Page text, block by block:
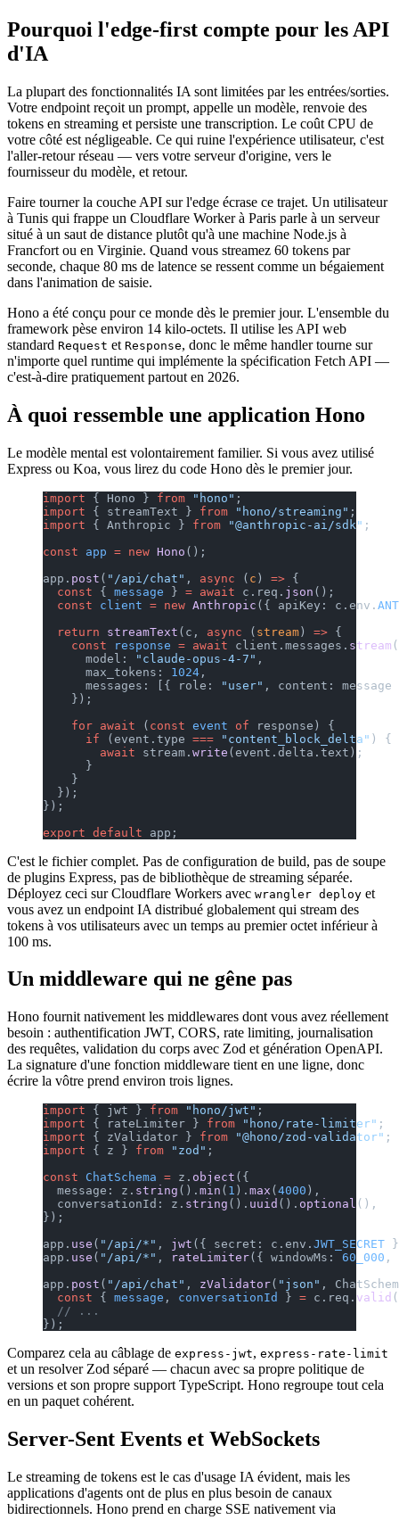
Pourquoi l'edge-first compte pour les API
d'IA
La plupart des fonctionnalités IA sont limitées par les entrées/sorties.
Votre endpoint reçoit un prompt, appelle un modèle, renvoie des
tokens en streaming et persiste une transcription. Le coût CPU de
votre côté est négligeable. Ce qui ruine l'expérience utilisateur, c'est
l'aller-retour réseau — vers votre serveur d'origine, vers le
fournisseur du modèle, et retour.
Faire tourner la couche API sur l'edge écrase ce trajet. Un utilisateur
à Tunis qui frappe un Cloudflare Worker à Paris parle à un serveur
situé à un saut de distance plutôt qu'à une machine Node.js à
Francfort ou en Virginie. Quand vous streamez 60 tokens par
seconde, chaque 80 ms de latence se ressent comme un bégaiement
dans l'animation de saisie.
Hono a été conçu pour ce monde dès le premier jour. L'ensemble du
framework pèse environ 14 kilo-octets. Il utilise les API web
standard Request et Response, donc le même handler tourne sur
n'importe quel runtime qui implémente la spécification Fetch API —
c'est-à-dire pratiquement partout en 2026.
À quoi ressemble une application Hono
Le modèle mental est volontairement familier. Si vous avez utilisé
Express ou Koa, vous lirez du code Hono dès le premier jour.
import { Hono } from "hono" ;
import { streamText } from "hono/streaming" ;
import { Anthropic } from "@anthropic-ai/sdk" ;
const app = new Hono ();
app. post ( "/api/chat" , async ( c ) => {
  const
{ message } = await c.req. json ();
  const
client = new Anthropic ({ apiKey: c.env.
  return
streamText (c, async ( stream) => {
    const
response = await client.messages. stream
      model:
"claude-opus-4-7" ,
      max_tokens:
1024 ,
      messages: [{ role:
"user" , content:
    });
    for
await ( const event of response) {
      if
(event.type === "content_block_delta" ) {
        await
stream. write (event.delta.text);
      }
    }
  });
});
export default app;
C'est le fichier complet. Pas de configuration de build, pas de soupe
de plugins Express, pas de bibliothèque de streaming séparée.
Déployez ceci sur Cloudflare Workers avec wrangler deploy et
vous avez un endpoint IA distribué globalement qui stream des
tokens à vos utilisateurs avec un temps au premier octet inférieur à
100 ms.
Un middleware qui ne gêne pas
Hono fournit nativement les middlewares dont vous avez réellement
besoin : authentification JWT, CORS, rate limiting, journalisation
des requêtes, validation du corps avec Zod et génération OpenAPI.
La signature d'une fonction middleware tient en une ligne, donc
écrire la vôtre prend environ trois lignes.
import { jwt } from "hono/jwt" ;
import { rateLimiter } from "hono/rate-limiter" ;
import { zValidator } from "@hono/zod-validator" ;
import { z } from "zod" ;
const ChatSchema = z. object ({
  message: z.
string (). min ( 1 ). max ( 4000 ),
  conversationId: z.
string (). uuid (). optional (),
});
app. use ( "/api/*" , jwt ({ secret: c.env. JWT_SECRET
app. use ( "/api/*" , rateLimiter({ windowMs: 60_000 ,
app. post ( "/api/chat" , zValidator( "json" ,
  const
{ message , conversationId } = c.req. valid (
  // ...
});
Comparez cela au câblage de express-jwt, express-rate-limit
et un resolver Zod séparé — chacun avec sa propre politique de
versions et son propre support TypeScript. Hono regroupe tout cela
en un paquet cohérent.
Server-Sent Events et WebSockets
Le streaming de tokens est le cas d'usage IA évident, mais les
applications d'agents ont de plus en plus besoin de canaux
bidirectionnels. Hono prend en charge SSE nativement via